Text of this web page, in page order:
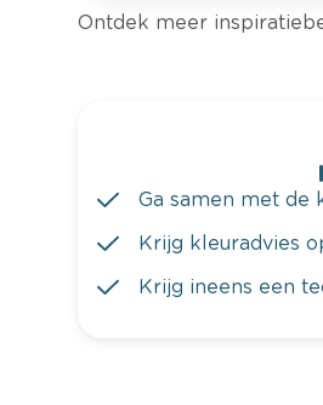
Ontdek meer
Ga samen met de
Krijg kleuradvies
Krijg ineens een